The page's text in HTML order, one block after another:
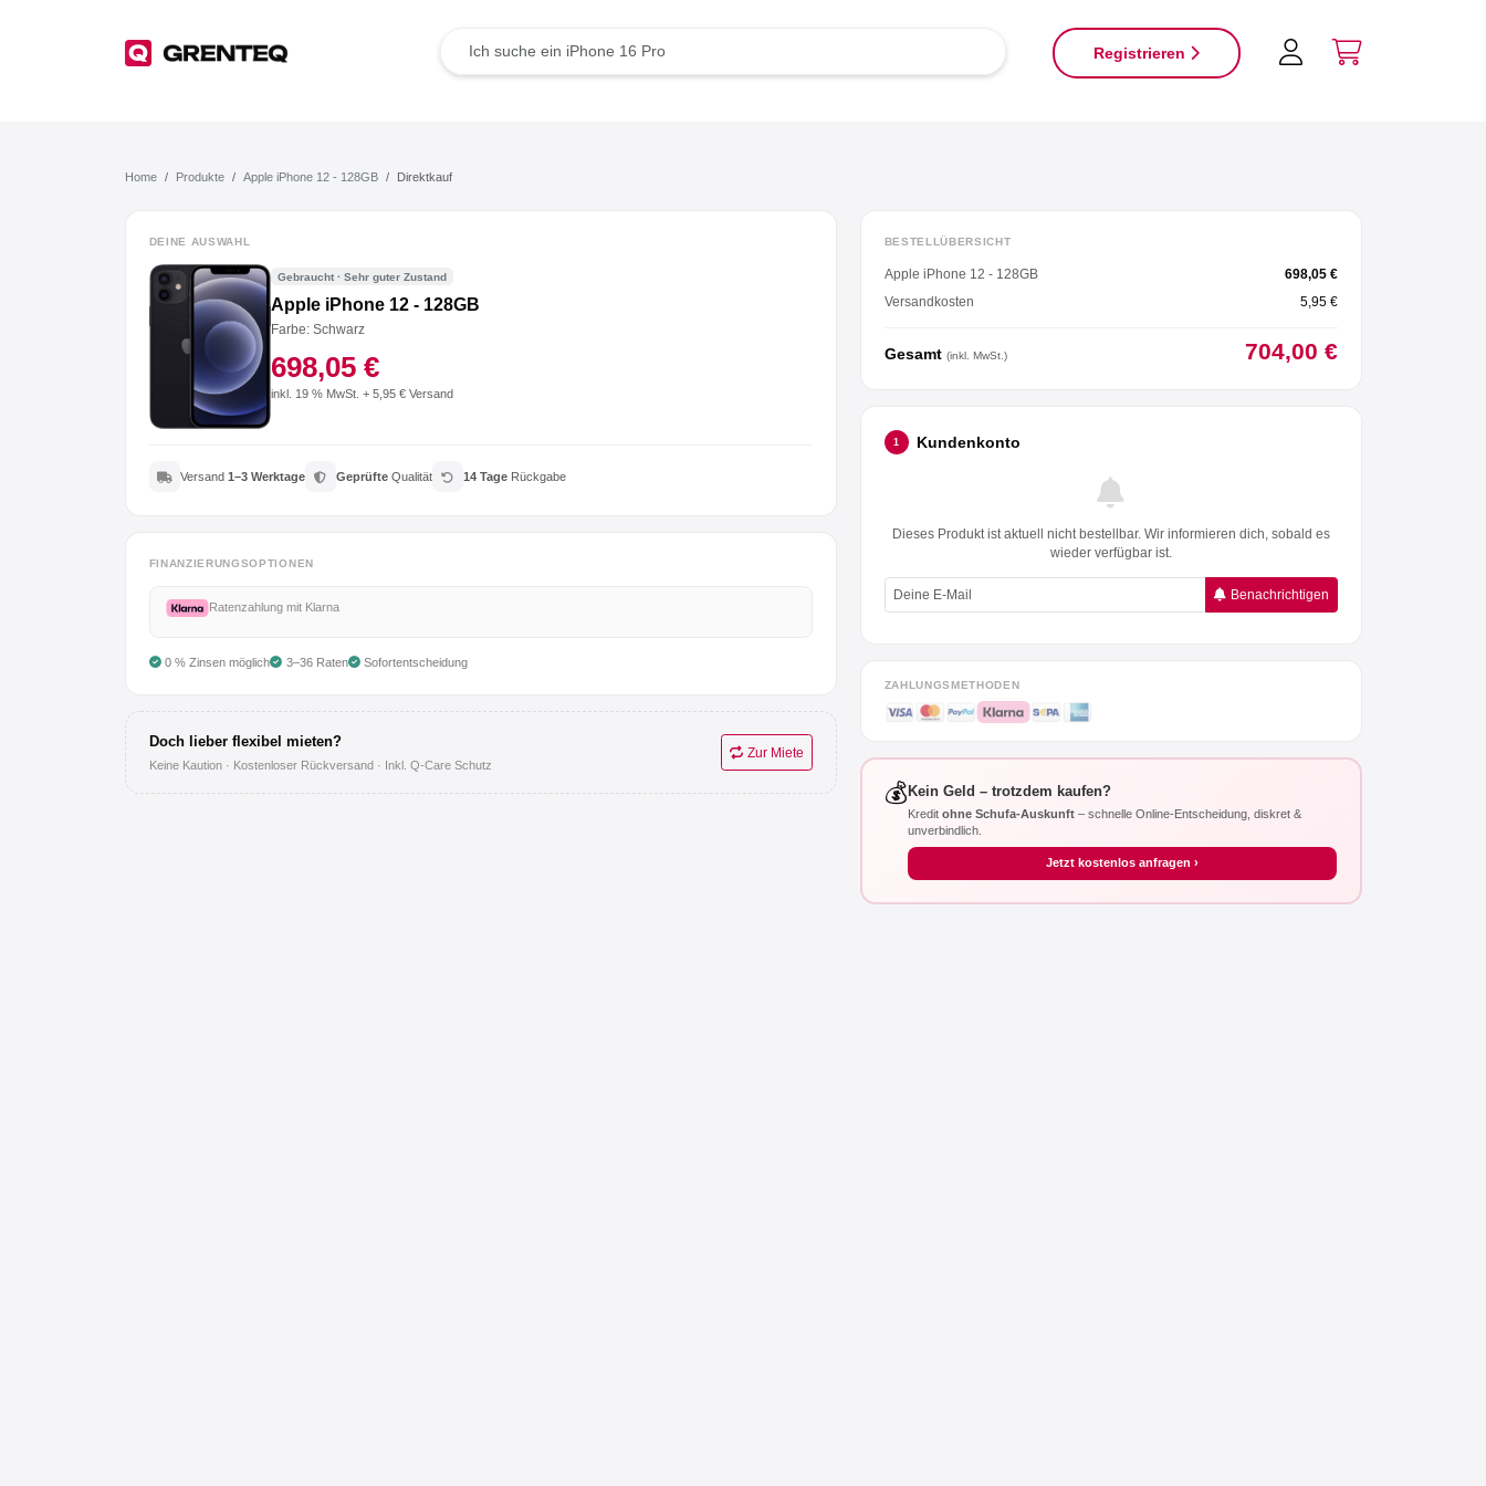
Wie funktioniert das?
Der Umwelt zuliebe
Datenschutz
Registrieren
Home Produkte Apple iPhone 12 - 128GB Direktkauf
DEINE AUSWAHL
Gebraucht · Sehr guter Zustand
Apple iPhone 12 - 128GB
Farbe: Schwarz
698,05 €
inkl. 19 % MwSt. + 5,95 € Versand
Versand 1–3 Werktage GeprüfteQualität 14 TageRückgabe
FINANZIERUNGSOPTIONEN
Ratenzahlung mit Klarna
0 % Zinsen möglich 3–36 Raten Sofortentscheidung
Doch lieber flexibel mieten?
Keine Kaution · Kostenloser Rückversand · Inkl. Q-Care Schutz
Zur Miete
BESTELLÜBERSICHT
Apple iPhone 12 - 128GB
698,05 €
Versandkosten
5,95 €
Gesamt (inkl. MwSt.) 704,00 €
1 Kundenkonto
Dieses Produkt ist aktuell nicht bestellbar. Wir informieren dich, sobald es
wieder verfügbar ist.
Benachrichtigen
ZAHLUNGSMETHODEN
💰 Kein Geld – trotzdem kaufen?
Kredit ohne Schufa-Auskunft – schnelle Online-Entscheidung, diskret &
unverbindlich.
Jetzt kostenlos anfragen ›